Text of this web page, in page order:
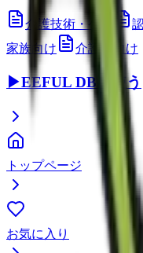
介護技術・ケア
家族向け
介護職向け
▶EEFUL DBを使う
トップページ
お気に入り